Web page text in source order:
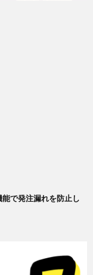
能で発注漏れを防止し